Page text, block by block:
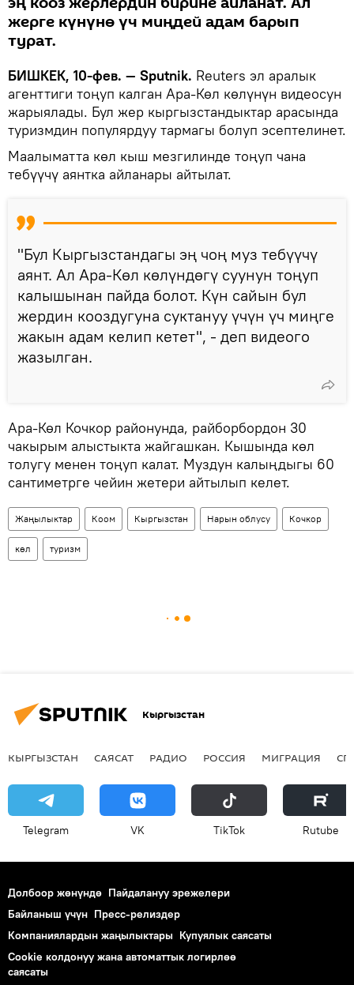
жерге күнүнө үч миңдей адам барып
турат.
БИШКЕК, 10-фев. — Sputnik. Reuters эл аралык
агенттиги тоңуп калган Ара-Көл көлүнүн видеосун
жарыялады. Бул жер кыргызстандыктар арасында
туризмдин популярдуу тармагы болуп эсептелинет.
​Маалыматта көл кыш мезгилинде тоңуп чана
тебүүчү аянтка айланары айтылат.
"Бул Кыргызстандагы эң чоң муз тебүүчү
аянт. Ал Ара-Көл көлүндөгү суунун тоңуп
калышынан пайда болот. Күн сайын бул
жердин кооздугуна суктануу үчүн үч миңге
жакын адам келип кетет", - деп видеого
жазылган.
Ара-Көл Кочкор районунда, райборбордон 30
чакырым алыстыкта жайгашкан. Кышында көл
толугу менен тоңуп калат. Муздун калыңдыгы 60
сантиметрге чейин жетери айтылып келет.
Жаңылыктар Коом Кыргызстан Нарын облусу Кочкор
көл туризм
Кыргызстан
КЫРГЫЗСТАН САЯСАТ РАДИО РОССИЯ МИГРАЦИЯ
Telegram VK ТikТоk Rutube
Долбоор жөнүндө Пайдалануу эрежелери
Байланыш үчүн Пресс-релиздер
Компаниялардын жаңылыктары Купуялык саясаты
Cookie колдонуу жана автоматтык логирлөө
саясаты